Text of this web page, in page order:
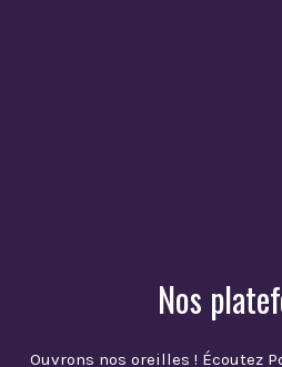
Nos
Ouvrons nos oreilles ! Écoutez